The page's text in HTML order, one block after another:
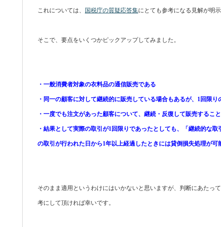
これについては、 国税庁の質疑応答集にとても参考になる見解が明
そこで、要点をいくつかピックアップしてみました。
・一般消費者対象の衣料品の通信販売である
・同一の顧客に対して継続的に販売している場合もあるが、1回限り
・一度でも注文があった顧客について、継続・反復して販売するこ
・結果として実際の取引が1回限りであったとしても、「継続的な
の取引が行われた日から1年以上経過したときには貸倒損失処理が可
そのまま適用というわけにはいかないと思いますが、判断にあたっ
考にして頂ければ幸いです。